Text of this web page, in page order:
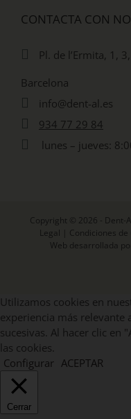
CONTACTA CON
Pl. de l’Ermita, 1,
Barcelona
info@dent-al.es
934 77 29 84
lunes – jueves:
Copyright © 2026 - Dent-
Legal
Condiciones de
Web desarrollada
Utilizamos cookies en
experiencia más relevante
sucesivas. Al hacer clic en
las cookies.
Configurar ACEPTAR
Cerrar